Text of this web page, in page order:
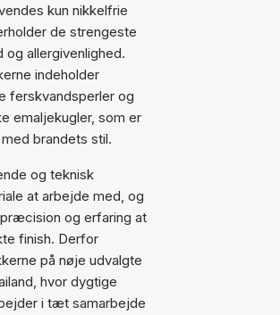
kun nikkelfrie
de strengeste
og allergivenlighed.
indeholder
ferskvandsperler og
emaljekugler, som er
brandets stil.
og teknisk
at arbejde med, og
og erfaring at
finish. Derfor
på nøje udvalgte
hvor dygtige
i tæt samarbejde